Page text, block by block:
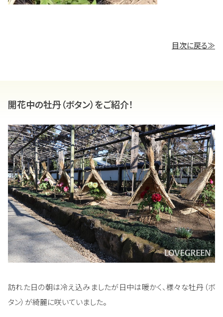
目次に戻る≫
開花中の牡丹（ボタン）をご紹介！
訪れた日の朝は冷え込みましたが日中は暖かく、様々な牡丹（ボ
タン）が綺麗に咲いていました。